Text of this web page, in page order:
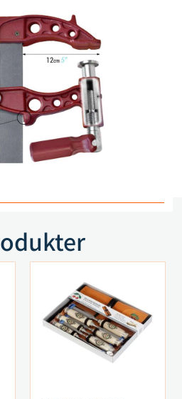
Legg i handlekurv
Sammenlign
i ønskeliste